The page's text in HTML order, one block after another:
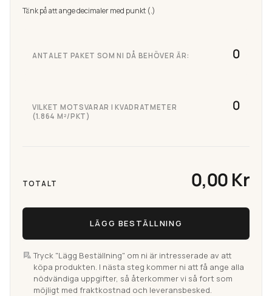
Tänk på att ange decimaler med punkt (.)
ANTALET PAKET SOM NI DÅ BEHÖVER ÄR:
VILKET MOTSVARAR I KVADRATMETER
(1.864 M²/PKT)
TOTALT 0,00 Kr
LÄGG BESTÄLLNING
Tryck "Lägg Beställning" om ni är intresserade av att
köpa produkten. I nästa steg kommer ni att få ange alla
nödvändiga uppgifter, så återkommer vi så fort som
möjligt med fraktkostnad och leveransbesked.